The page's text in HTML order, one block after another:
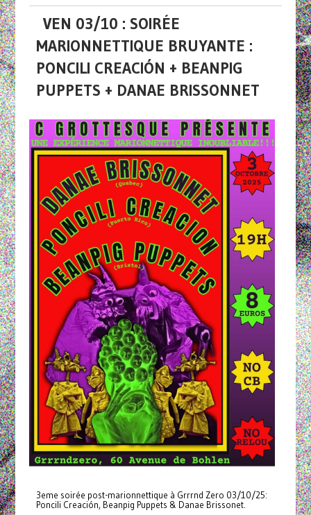
VEN 03/10 : SOIRÉE
MARIONNETTIQUE BRUYANTE :
PONCILI CREACIÓN + BEANPIG
PUPPETS + DANAE BRISSONNET
3eme soirée post-marionnettique à Grrrnd Zero 03/10/25:
Poncili Creación, Beanpig Puppets & Danae Brissonet.